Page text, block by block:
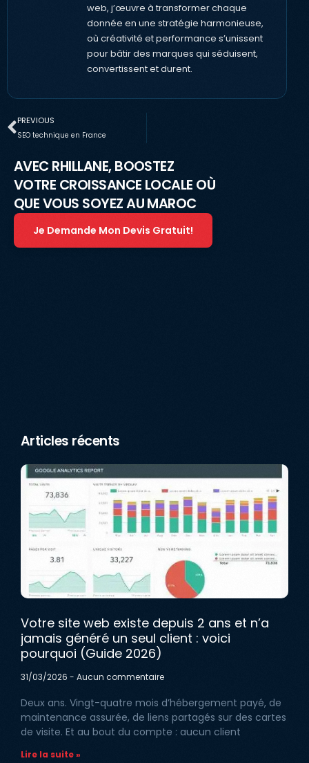
web, j’œuvre à transformer chaque
donnée en une stratégie harmonieuse,
où créativité et performance s’unissent
pour bâtir des marques qui séduisent,
convertissent et durent.
PREVIOUS
SEO technique en France
AVEC RHILLANE, BOOSTEZ
VOTRE CROISSANCE LOCALE OÙ
QUE VOUS SOYEZ AU MAROC
Je Demande Mon Devis Gratuit!
Articles récents
Votre site web existe depuis 2 ans et n’a
jamais généré un seul client : voici
pourquoi (Guide 2026)
31/03/2026 Aucun commentaire
Deux ans. Vingt-quatre mois d’hébergement payé, de
maintenance assurée, de liens partagés sur des cartes
de visite. Et au bout du compte : aucun client
Lire la suite »